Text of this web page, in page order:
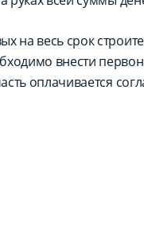
на весь срок
внести
оплачивается